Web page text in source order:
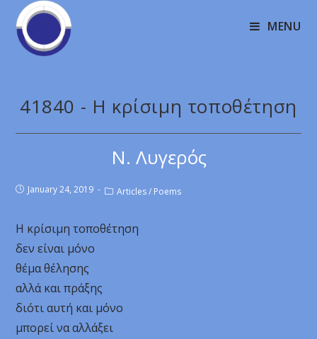
MENU
41840 - Η κρίσιμη τοποθέτηση
Ν. Λυγερός
January 24, 2019 Articles / Poems
Η κρίσιμη τοποθέτηση
δεν είναι μόνο
θέμα θέλησης
αλλά και πράξης
διότι αυτή και μόνο
μπορεί να αλλάξει